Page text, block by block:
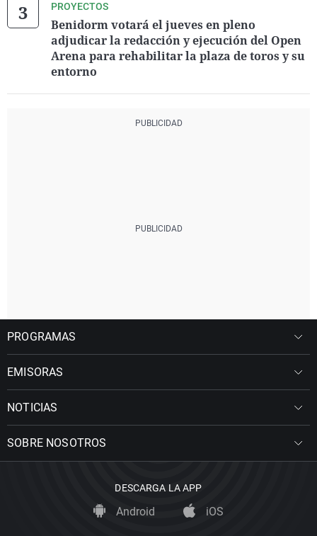
PROYECTOS
Benidorm votará el jueves en pleno
adjudicar la redacción y ejecución del Open
Arena para rehabilitar la plaza de toros y su
entorno
PROGRAMAS
EMISORAS
NOTICIAS
SOBRE NOSOTROS
DESCARGA LA APP
Android iOS